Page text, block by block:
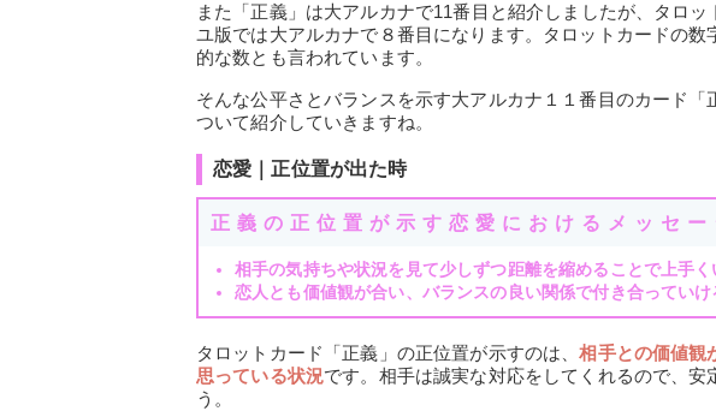
また「正義」は大アルカナで11番目と紹介しましたが、タロ
ユ版では大アルカナで８番目になります。タロットカードの
的な数とも言われています。
そんな公平さとバランスを示す大アルカナ１１番目のカード「
ついて紹介していきますね。
恋愛｜正位置が出た時
正義の正位置が示す恋愛におけるメッセー
相手の気持ちや状況を見て少しずつ距離を縮めることで上手く
恋人とも価値観が合い、バランスの良い関係で付き合っていけ
タロットカード「正義」の正位置が示すのは、相手との価値観
思っている状況です。相手は誠実な対応をしてくれるので、安
う。